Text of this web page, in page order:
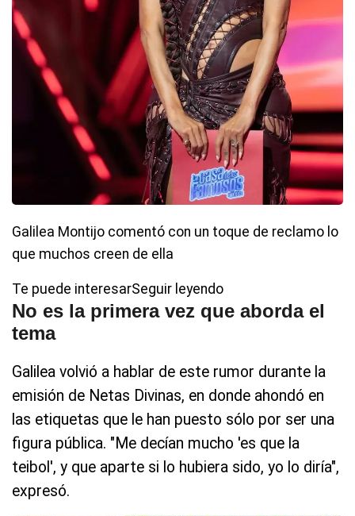
Galilea Montijo comentó con un toque de reclamo lo
que muchos creen de ella
Te puede interesarSeguir leyendo
No es la primera vez que aborda el
tema
Galilea volvió a hablar de este rumor durante la
emisión de Netas Divinas, en donde ahondó en
las etiquetas que le han puesto sólo por ser una
figura pública. "Me decían mucho 'es que la
teibol', y que aparte si lo hubiera sido, yo lo diría",
expresó.